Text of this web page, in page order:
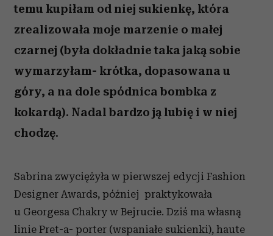
temu kupiłam od niej sukienkę, która
zrealizowała moje marzenie o małej
czarnej (była dokładnie taka jaką sobie
wymarzyłam- krótka, dopasowana u
góry, a na dole spódnica bombka z
kokardą). Nadal bardzo ją lubię i w niej
chodzę.
Sabrina zwyciężyła w pierwszej edycji Fashion
Designer Awards, później praktykowała
u Georgesa Chakry w Bejrucie. Dziś ma własną
linie Pret-a- porter (wspaniałe sukienki), haute